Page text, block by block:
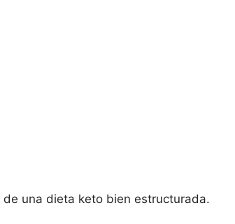
una dieta keto bien estructurada.